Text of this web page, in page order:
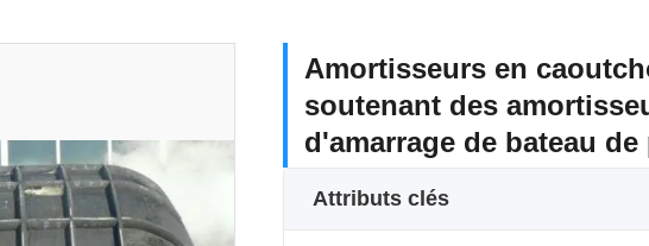
Amortisseurs en
soutenant des
d'amarrage de bateau
Attributs clés